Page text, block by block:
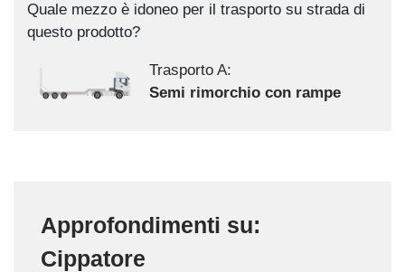
Quale mezzo è idoneo per il trasporto su strada di
questo prodotto?
Trasporto A:
Semi rimorchio con rampe
Approfondimenti su:
Cippatore